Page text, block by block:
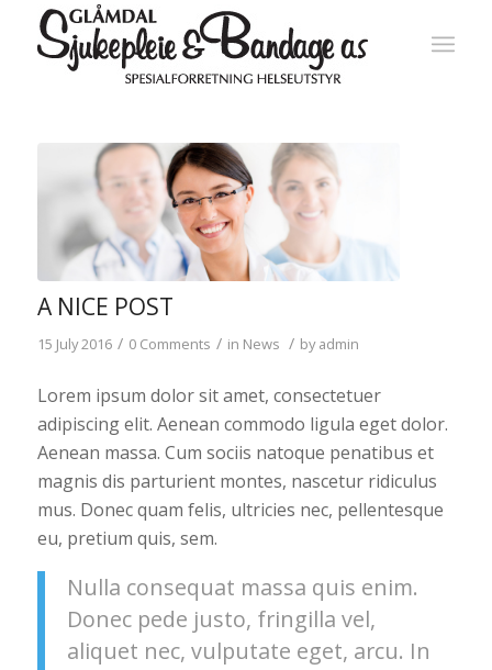
A NICE POST
15 July 2016 / 0 Comments / in News / byadmin
Lorem ipsum dolor sit amet, consectetuer
adipiscing elit. Aenean commodo ligula eget dolor.
Aenean massa. Cum sociis natoque penatibus et
magnis dis parturient montes, nascetur ridiculus
mus. Donec quam felis, ultricies nec, pellentesque
eu, pretium quis, sem.
Nulla consequat massa quis enim.
Donec pede justo, fringilla vel,
aliquet nec, vulputate eget, arcu. In